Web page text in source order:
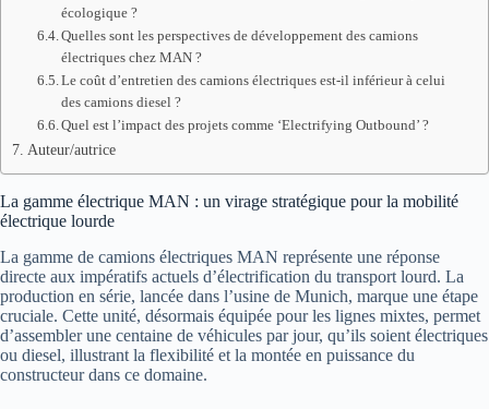
écologique ?
Quelles sont les perspectives de développement des camions
électriques chez MAN ?
Le coût d’entretien des camions électriques est-il inférieur à celui
des camions diesel ?
Quel est l’impact des projets comme ‘Electrifying Outbound’ ?
Auteur/autrice
La gamme électrique MAN : un virage stratégique pour la mobilité
électrique lourde
La gamme de camions électriques MAN représente une réponse
directe aux impératifs actuels d’électrification du transport lourd. La
production en série, lancée dans l’usine de Munich, marque une étape
cruciale. Cette unité, désormais équipée pour les lignes mixtes, permet
d’assembler une centaine de véhicules par jour, qu’ils soient électriques
ou diesel, illustrant la flexibilité et la montée en puissance du
constructeur dans ce domaine.